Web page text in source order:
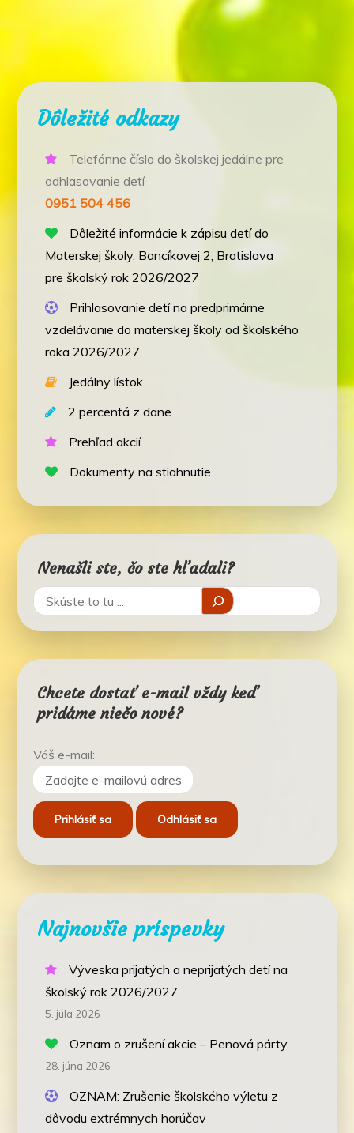
Dôležité odkazy
Telefónne číslo do školskej jedálne pre
odhlasovanie detí
0951 504 456
Dôležité informácie k zápisu detí do
Materskej školy, Bancíkovej 2, Bratislava
pre školský rok 2026/2027
Prihlasovanie detí na predprimárne
vzdelávanie do materskej školy od školského
roka 2026/2027
Jedálny lístok
2 percentá z dane
Prehľad akcií
Dokumenty na stiahnutie
Nenašli ste, čo ste hľadali?
Chcete dostať e-mail vždy keď
pridáme niečo nové?
Váš e-mail:
Najnovšie príspevky
Výveska prijatých a neprijatých detí na
školský rok 2026/2027
5. júla 2026
Oznam o zrušení akcie – Penová párty
28. júna 2026
OZNAM: Zrušenie školského výletu z
dôvodu extrémnych horúčav